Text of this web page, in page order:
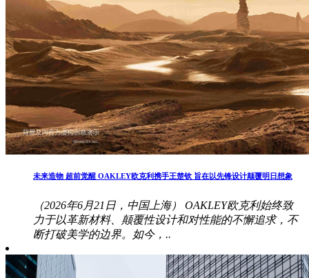
未来造物 超前觉醒 OAKLEY欧克利携手王楚钦 旨在以先锋设计颠覆明日想象
（2026年6月21日，中国上海） OAKLEY欧克利始终致
力于以革新材料、颠覆性设计和对性能的不懈追求，不
断打破美学的边界。如今，..